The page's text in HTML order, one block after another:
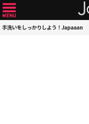
手洗いをしっかりしよう！Japaaan